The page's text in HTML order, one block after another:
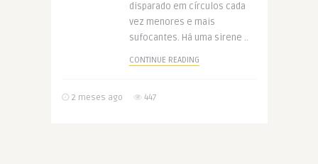
disparado em círculos cada
vez menores e mais
sufocantes. Há uma sirene ..
CONTINUE READING
2 meses ago 447